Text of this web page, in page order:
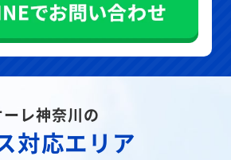
レ神奈川の
対応エリア